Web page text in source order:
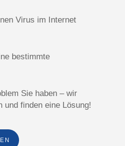
Virus im Internet
bestimmte
Sie haben – wir
und finden eine Lösung!